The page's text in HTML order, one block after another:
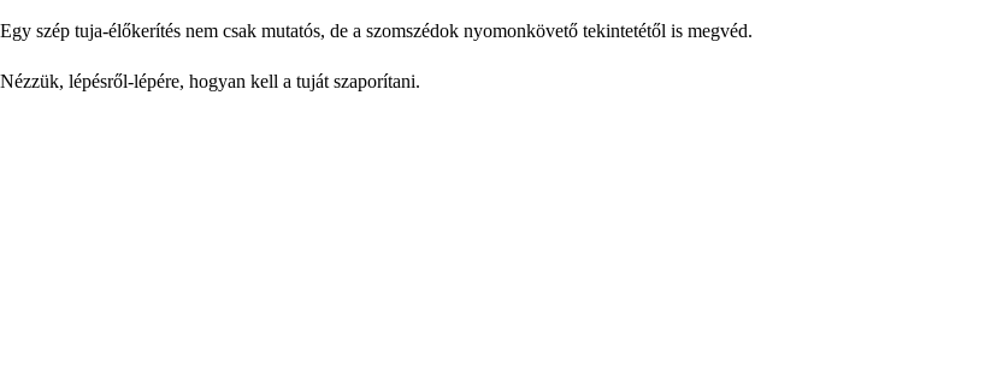
Egy szép tuja-élőkerítés nem csak mutatós, de a szomszédok nyomonkövető tekintetétől is megvéd.
Nézzük, lépésről-lépére, hogyan kell a tuját szaporítani.